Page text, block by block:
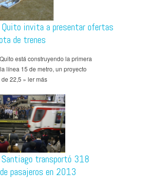
invita a presentar ofertas
de trenes
está construyendo la primera
línea 15 de metro, un proyecto
22,5 » ler más
transportó 318
pasajeros en 2013